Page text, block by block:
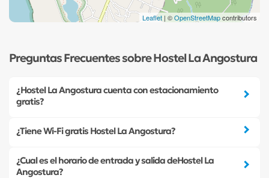
Leaflet | ©OpenStreetMapcontributors
Preguntas Frecuentes sobre Hostel La Angostura
¿Hostel La Angostura cuenta con estacionamiento
gratis?
¿Tiene Wi-Fi gratis Hostel La Angostura?
¿Cual es el horario de entrada y salida deHostel La
Angostura?